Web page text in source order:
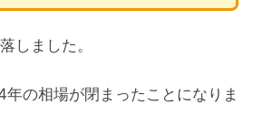
しました。
の相場が閉まったことになりま